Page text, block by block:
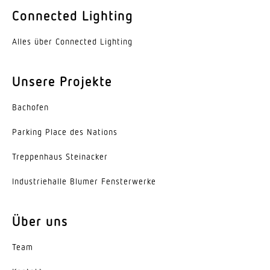
10 s – 15 Min.
IK00
Schutzart
IP44
Schutzklasse
HCMC
Connected Lighting
Alles über Connected Lighting
Unsere Projekte
Bachofen
Parking Place des Nations
Trep­penhaus Steinacker
Indus­trie­halle Blumer Fensterwerke
Über uns
Team